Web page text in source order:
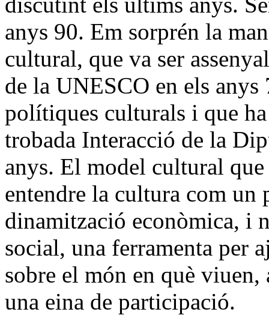
anys 90. Em sorprén la
cultural, que va ser
de la UNESCO en els
polítiques culturals i que
trobada Interacció de la
anys. El model cultural que
entendre la cultura com un
dinamització econòmica, i
social, una ferramenta per
sobre el món en què
una eina de participació.